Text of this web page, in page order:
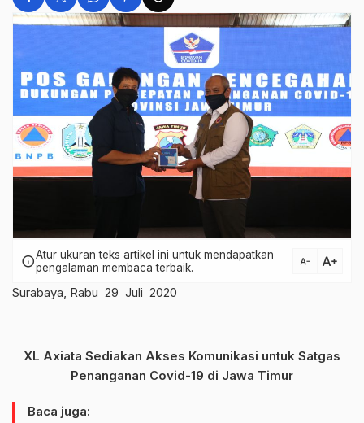
infoAtur ukuran teks artikel ini untuk mendapatkan
pengalaman membaca terbaik.
text_decrease text_increase
Surabaya, Rabu 29 Juli 2020
XL Axiata Sediakan Akses Komunikasi untuk Satgas
Penanganan Covid-19 di Jawa Timur
Baca juga: